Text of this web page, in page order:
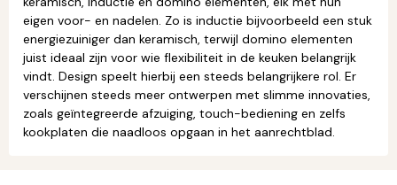
eigen voor- en nadelen. Zo is inductie bijvoorbeeld een stuk
energiezuiniger dan keramisch, terwijl domino elementen
juist ideaal zijn voor wie flexibiliteit in de keuken belangrijk
vindt. Design speelt hierbij een steeds belangrijkere rol. Er
verschijnen steeds meer ontwerpen met slimme innovaties,
zoals geïntegreerde afzuiging, touch-bediening en zelfs
kookplaten die naadloos opgaan in het aanrechtblad.